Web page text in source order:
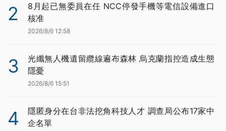
2
8月起已無委員在任 NCC停發手機等電信設備進口
核准
2026/8/6 12:58
3
光纖無人機遺留纜線遍布森林 烏克蘭指控造成生態
隱憂
2026/8/6 15:51
4
隱匿身分在台非法挖角科技人才 調查局公布17家中
企名單